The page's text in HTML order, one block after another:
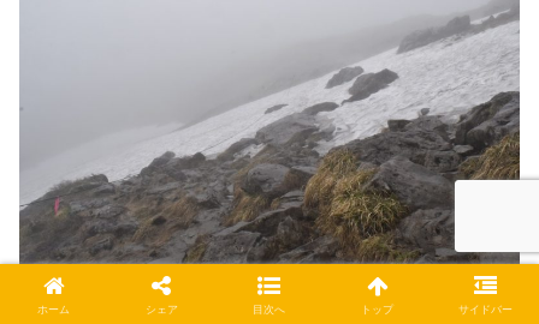
ホーム シェア 目次へ トップ サイドバー